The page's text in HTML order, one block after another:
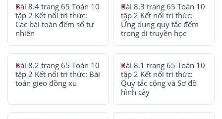
Bài 8.4 trang 65 Toán 10
tập 2 Kết nối tri thức:
Các bài toán đếm số tự
nhiên
Bài 8.3 trang 65 Toán 10
tập 2 Kết nối tri thức:
Ứng dụng quy tắc đếm
trong di truyền học
Bài 8.2 trang 65 Toán 10
tập 2 Kết nối tri thức: Bài
toán gieo đồng xu
Bài 8.1 trang 65 Toán 10
tập 2 Kết nối tri thức:
Quy tắc cộng và Sơ đồ
hình cây